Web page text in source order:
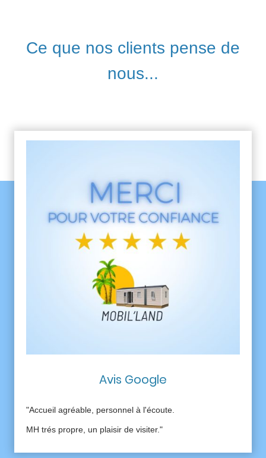
Ce que nos clients pense de
nous...
Avis Google
"Accueil agréable, personnel à l'écoute.
MH trés propre, un plaisir de visiter."